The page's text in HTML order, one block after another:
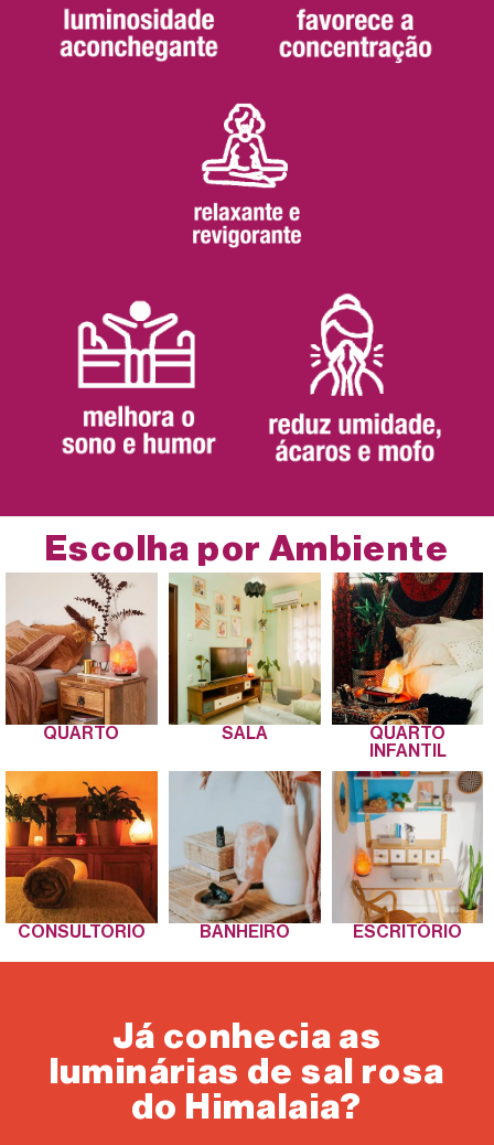
Escolha por Ambiente
QUARTO SALA
QUARTO
INFANTIL
CONSULTÓRIO BANHEIRO ESCRITÓRIO
Já conhecia as
luminárias de sal rosa
do Himalaia?